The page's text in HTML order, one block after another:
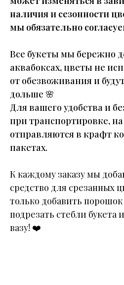
наличия и сезонности
мы обязательно
Все букеты мы бережно
аквабоксах, цветы не
от обезвоживания и
дольше 🌸
Для вашего удобства и
при транспортировке,
отправляются в крафт
пакетах.
К каждому заказу мы
средство для срезанных
только добавить
подрезать стебли букета
вазу! ❤️